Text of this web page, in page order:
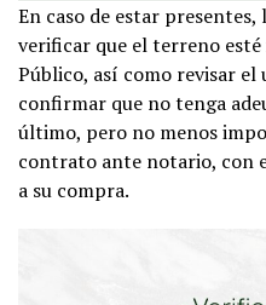
En caso de estar
verificar que el terreno
Público, así como revisar el
confirmar que no tenga
último, pero no menos
contrato ante notario, con
a su compra.